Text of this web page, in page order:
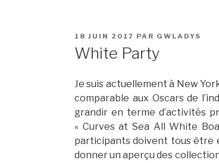
PUBLIÉ
LE
18 JUIN 2017 PAR GWLADYS
White Party
Je suis actuellement à New
comparable aux Oscars de
grandir en terme d’activités
« Curves at Sea All White
participants doivent tous être
donner un aperçu des